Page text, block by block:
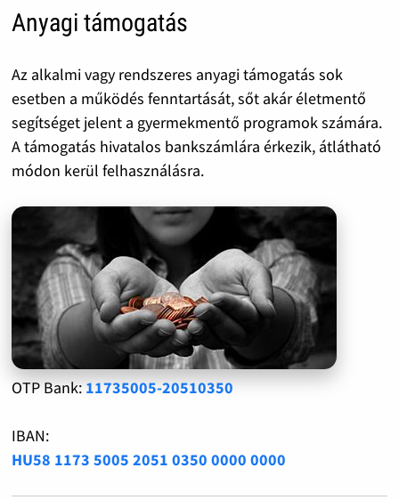
Anyagi támogatás
Az alkalmi vagy rendszeres anyagi támogatás sok
esetben a működés fenntartását, sőt akár életmentő
segítséget jelent a gyermekmentő programok számára.
A támogatás hivatalos bankszámlára érkezik, átlátható
módon kerül felhasználásra.
OTP Bank: 11735005-20510350
IBAN:
HU58 1173 5005 2051 0350 0000 0000